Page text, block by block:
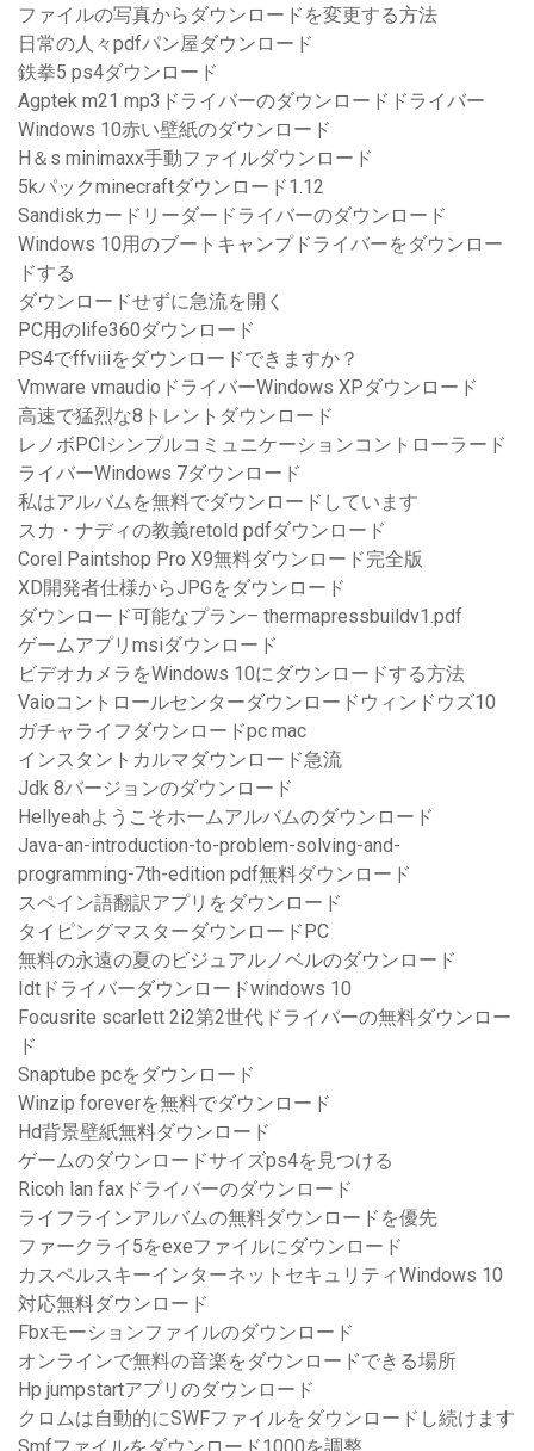
ファイルの写真からダウンロードを変更する方法
日常の人々pdfパン屋ダウンロード
鉄拳5 ps4ダウンロード
Agptek m21 mp3ドライバーのダウンロードドライバー
Windows 10赤い壁紙のダウンロード
H＆s minimaxx手動ファイルダウンロード
5kパックminecraftダウンロード1.12
Sandiskカードリーダードライバーのダウンロード
Windows 10用のブートキャンプドライバーをダウンロー
ドする
ダウンロードせずに急流を開く
PC用のlife360ダウンロード
PS4でffviiiをダウンロードできますか？
Vmware vmaudioドライバーWindows XPダウンロード
高速で猛烈な8トレントダウンロード
レノボPCIシンプルコミュニケーションコントローラード
ライバーWindows 7ダウンロード
私はアルバムを無料でダウンロードしています
スカ・ナディの教義retold pdfダウンロード
Corel Paintshop Pro X9無料ダウンロード完全版
XD開発者仕様からJPGをダウンロード
ダウンロード可能なプラン– thermapressbuildv1.pdf
ゲームアプリmsiダウンロード
ビデオカメラをWindows 10にダウンロードする方法
Vaioコントロールセンターダウンロードウィンドウズ10
ガチャライフダウンロードpc mac
インスタントカルマダウンロード急流
Jdk 8バージョンのダウンロード
Hellyeahようこそホームアルバムのダウンロード
Java-an-introduction-to-problem-solving-and-
programming-7th-edition pdf無料ダウンロード
スペイン語翻訳アプリをダウンロード
タイピングマスターダウンロードPC
無料の永遠の夏のビジュアルノベルのダウンロード
Idtドライバーダウンロードwindows 10
Focusrite scarlett 2i2第2世代ドライバーの無料ダウンロー
ド
Snaptube pcをダウンロード
Winzip foreverを無料でダウンロード
Hd背景壁紙無料ダウンロード
ゲームのダウンロードサイズps4を見つける
Ricoh lan faxドライバーのダウンロード
ライフラインアルバムの無料ダウンロードを優先
ファークライ5をexeファイルにダウンロード
カスペルスキーインターネットセキュリティWindows 10
対応無料ダウンロード
Fbxモーションファイルのダウンロード
オンラインで無料の音楽をダウンロードできる場所
Hp jumpstartアプリのダウンロード
クロムは自動的にSWFファイルをダウンロードし続けます